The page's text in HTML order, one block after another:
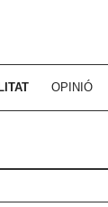
OPINIÓ